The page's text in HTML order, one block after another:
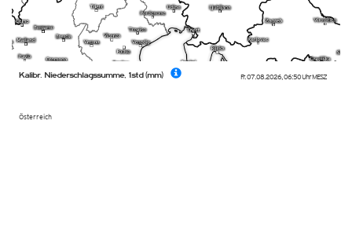
Fr. 07.08.2026, 06:50 UhrMESZ
Österreich
Kalibr. Niederschlagssumme, 1std (mm)